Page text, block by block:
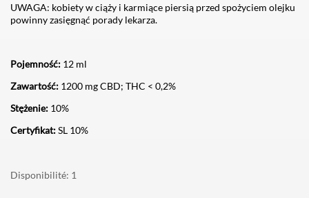
UWAGA: kobiety w ciąży i karmiące piersią przed spożyciem olejku
powinny zasięgnąć porady lekarza.
Pojemność: 12 ml
Zawartość: 1200 mg CBD; THC < 0,2%
Stężenie: 10%
Certyfikat:SL 10%
Disponibilité 1